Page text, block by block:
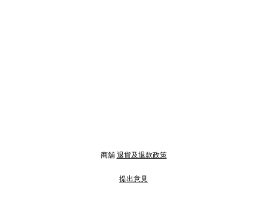
商舖 退貨及退款政策
提出意見